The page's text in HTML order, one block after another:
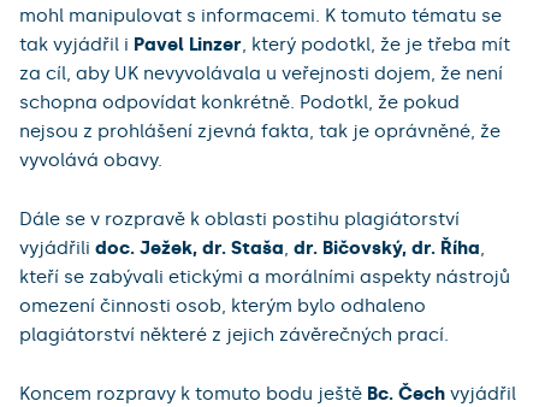
mohl manipulovat s informacemi. K tomuto tématu se
tak vyjádřil i Pavel Linzer, který podotkl, že je třeba mít
za cíl, aby UK nevyvolávala u veřejnosti dojem, že není
schopna odpovídat konkrétně. Podotkl, že pokud
nejsou z prohlášení zjevná fakta, tak je oprávněné, že
vyvolává obavy.
Dále se v rozpravě k oblasti postihu plagiátorství
vyjádřili doc. Ježek, dr. Staša, dr. Bičovský, dr. Říha,
kteří se zabývali etickými a morálními aspekty nástrojů
omezení činnosti osob, kterým bylo odhaleno
plagiátorství některé z jejich závěrečných prací.
Koncem rozpravy k tomuto bodu ještě Bc. Čech vyjádřil